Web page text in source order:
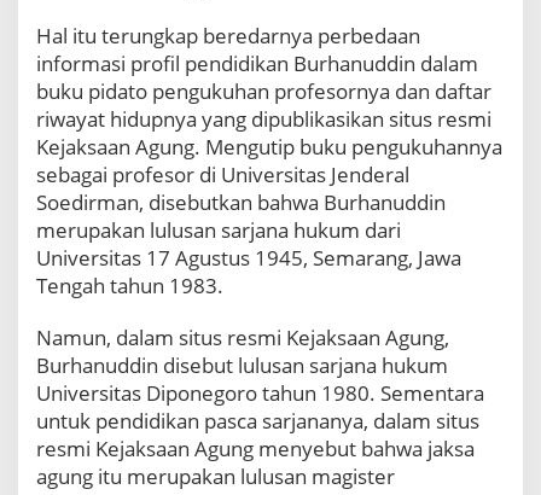
S
2
J
a
k
s
a
A
g
u
n
g
i
k
a
P
a
s
Hal itu terungkap beredarnya perbedaan
informasi profil pendidikan Burhanuddin dalam
buku pidato pengukuhan profesornya dan daftar
riwayat hidupnya yang dipublikasikan situs resmi
Kejaksaan Agung. Mengutip buku pengukuhannya
sebagai profesor di Universitas Jenderal
Soedirman, disebutkan bahwa Burhanuddin
merupakan lulusan sarjana hukum dari
Universitas 17 Agustus 1945, Semarang, Jawa
Tengah tahun 1983.
Namun, dalam situs resmi Kejaksaan Agung,
Burhanuddin disebut lulusan sarjana hukum
Universitas Diponegoro tahun 1980. Sementara
untuk pendidikan pasca sarjananya, dalam situs
resmi Kejaksaan Agung menyebut bahwa jaksa
agung itu merupakan lulusan magister